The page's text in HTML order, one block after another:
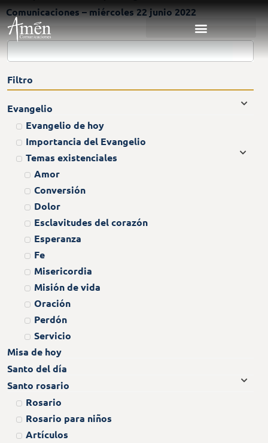
Comunicaciones – miércoles 22 junio 2022
Filtro
Evangelio
Evangelio de hoy
Importancia del Evangelio
Temas existenciales
Amor
Conversión
Dolor
Esclavitudes del corazón
Esperanza
Fe
Misericordia
Misión de vida
Oración
Perdón
Servicio
Misa de hoy
Santo del día
Santo rosario
Rosario
Rosario para niños
Artículos